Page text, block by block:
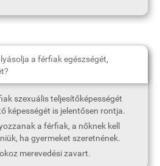
a férfiak egészségét,
szexuális teljesítőképességét
képességét is jelentősen rontja.
a férfiak, a nőknek kell
ha gyermeket szeretnének.
merevedési zavart.